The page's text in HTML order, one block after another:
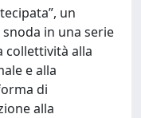
un
in una serie
collettività alla
e alla
di
alla